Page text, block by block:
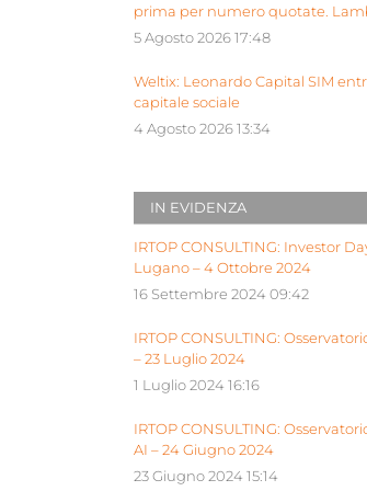
prima per numero quotate.
“Milano piattaforma europea Siu”
5 Agosto 2026 17:48
Weltix: Leonardo Capital SIM
capitale sociale
4 Agosto 2026 13:34
IN EVIDENZA
IRTOP CONSULTING: Investor
Lugano – 4 Ottobre 2024
16 Settembre 2024 09:42
IRTOP CONSULTING:
– 23 Luglio 2024
1 Luglio 2024 16:16
IRTOP CONSULTING:
AI – 24 Giugno 2024
23 Giugno 2024 15:14